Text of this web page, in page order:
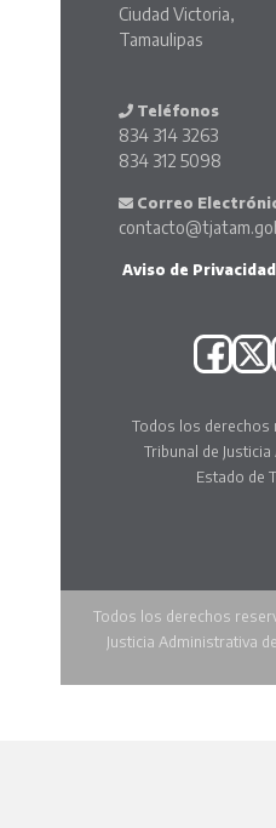
Ciudad Victoria,
Tamaulipas
Teléfonos
834 314 3263
834 312 5098
Correo
Aviso de Privacidad
Todos los
Tribunal de
Estado de
Todos los derechos
Justicia Administrativa